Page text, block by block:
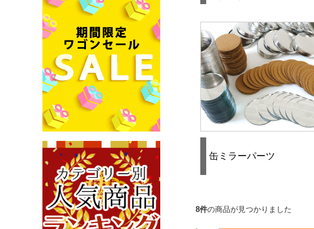
缶ミラーパーツ
8件の商品が見つかりました